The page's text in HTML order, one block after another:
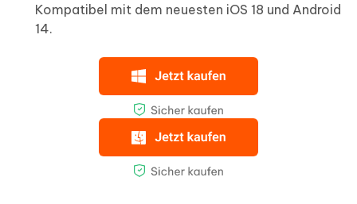
Kompatibel mit dem neuesten iOS 18 und Android
14.